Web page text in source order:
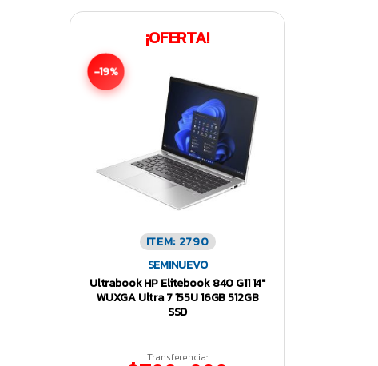
¡OFERTA!
-19%
ITEM: 2790
SEMINUEVO
Ultrabook HP Elitebook 840 G11 14″
WUXGA Ultra 7 155U 16GB 512GB
SSD
Transferencia: